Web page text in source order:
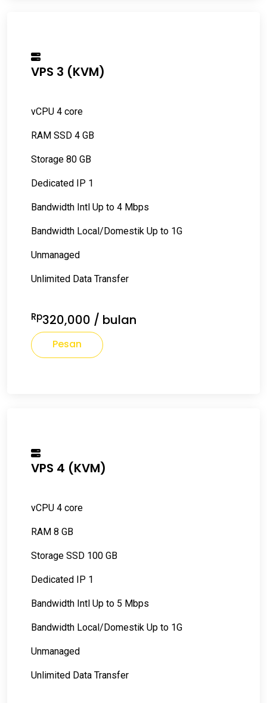
VPS 3 (KVM)
vCPU 4 core
RAM SSD 4 GB
Storage 80 GB
Dedicated IP 1
Bandwidth Intl Up to 4 Mbps
Bandwidth Local/Domestik Up to 1G
Unmanaged
Unlimited Data Transfer
Rp320,000 / bulan
Pesan
VPS 4 (KVM)
vCPU 4 core
RAM 8 GB
Storage SSD 100 GB
Dedicated IP 1
Bandwidth Intl Up to 5 Mbps
Bandwidth Local/Domestik Up to 1G
Unmanaged
Unlimited Data Transfer